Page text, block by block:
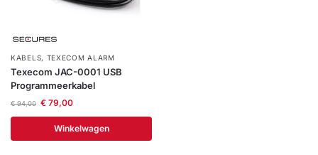
KABELS, TEXECOM ALARM
Texecom JAC-0001 USB
Programmeerkabel
€94,00 €79,00
Winkelwagen